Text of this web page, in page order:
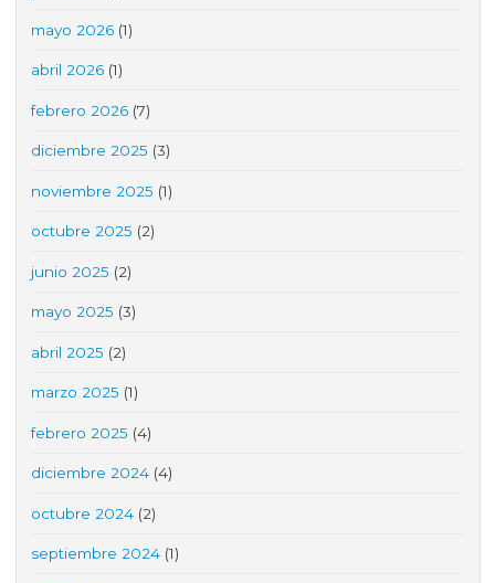
mayo 2026 (1)
abril 2026 (1)
febrero 2026 (7)
diciembre 2025 (3)
noviembre 2025 (1)
octubre 2025 (2)
junio 2025 (2)
mayo 2025 (3)
abril 2025 (2)
marzo 2025 (1)
febrero 2025 (4)
diciembre 2024 (4)
octubre 2024 (2)
septiembre 2024 (1)